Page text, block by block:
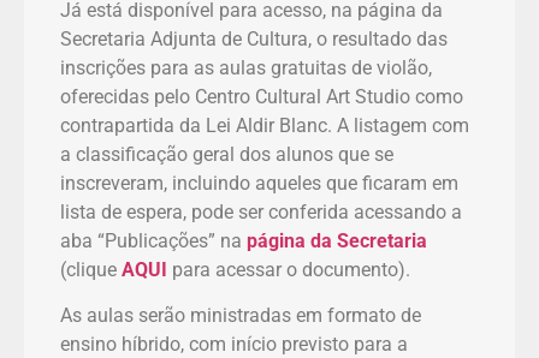
Já está disponível para acesso, na página da
Secretaria Adjunta de Cultura, o resultado das
inscrições para as aulas gratuitas de violão,
oferecidas pelo Centro Cultural Art Studio como
contrapartida da Lei Aldir Blanc. A listagem com
a classificação geral dos alunos que se
inscreveram, incluindo aqueles que ficaram em
lista de espera, pode ser conferida acessando a
aba “Publicações” na página da Secretaria
(clique AQUI para acessar o documento).
As aulas serão ministradas em formato de
ensino híbrido, com início previsto para a